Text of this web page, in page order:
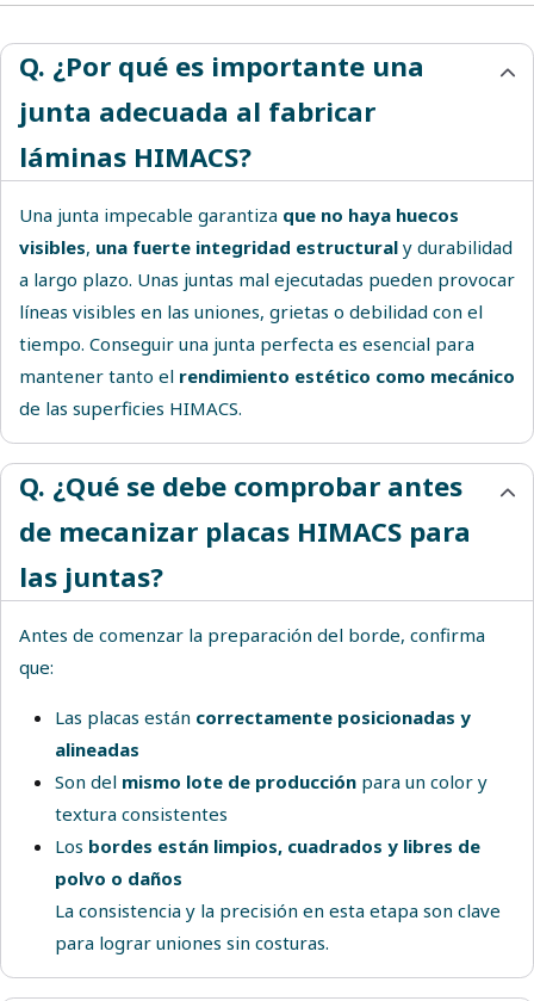
Q. ¿Por qué es importante una
junta adecuada al fabricar
láminas HIMACS?
Una junta impecable garantiza que no haya huecos
visibles, una fuerte integridad estructural y durabilidad
a largo plazo. Unas juntas mal ejecutadas pueden provocar
líneas visibles en las uniones, grietas o debilidad con el
tiempo. Conseguir una junta perfecta es esencial para
mantener tanto el rendimiento estético como mecánico
de las superficies HIMACS.
Q. ¿Qué se debe comprobar antes
de mecanizar placas HIMACS para
las juntas?
Antes de comenzar la preparación del borde, confirma
que:
Las placas están correctamente posicionadas y
alineadas
Son del mismo lote de producción para un color y
textura consistentes
Los bordes están limpios, cuadrados y libres de
polvo o daños
La consistencia y la precisión en esta etapa son clave
para lograr uniones sin costuras.